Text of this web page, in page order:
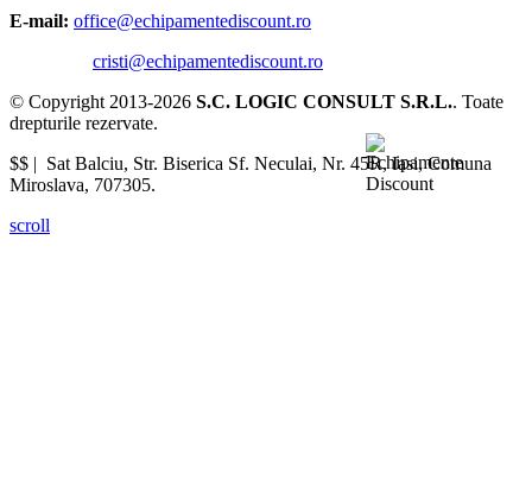
E-mail: office@echipamentediscount.ro
cristi@echipamentediscount.ro
© Copyright 2013-2026 S.C. LOGIC CONSULT S.R.L.. Toate
drepturile rezervate.
$$ | Sat Balciu, Str. Biserica Sf. Neculai, Nr. 45R,Iasi,Comuna
Miroslava, 707305.
scroll